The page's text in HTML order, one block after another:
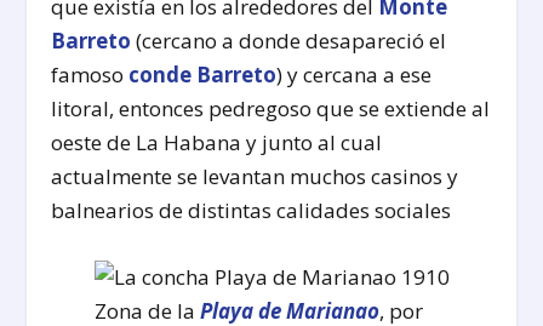
que existía en los alrededores del Monte
Barreto (cercano a donde desapareció el
famoso conde Barreto) y cercana a ese
litoral, entonces pedregoso que se extiende al
oeste de La Habana y junto al cual
actualmente se levantan muchos casinos y
balnea­rios de distintas calidades sociales
Zona de la Playa de Marianao, por